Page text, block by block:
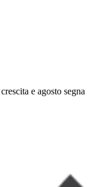
e agosto segna